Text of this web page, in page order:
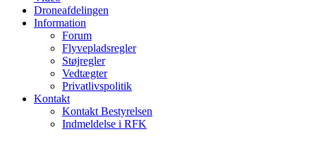
Droneafdelingen
Information
Forum
Flyvepladsregler
Støjregler
Vedtægter
Privatlivspolitik
Kontakt
Kontakt Bestyrelsen
Indmeldelse i RFK